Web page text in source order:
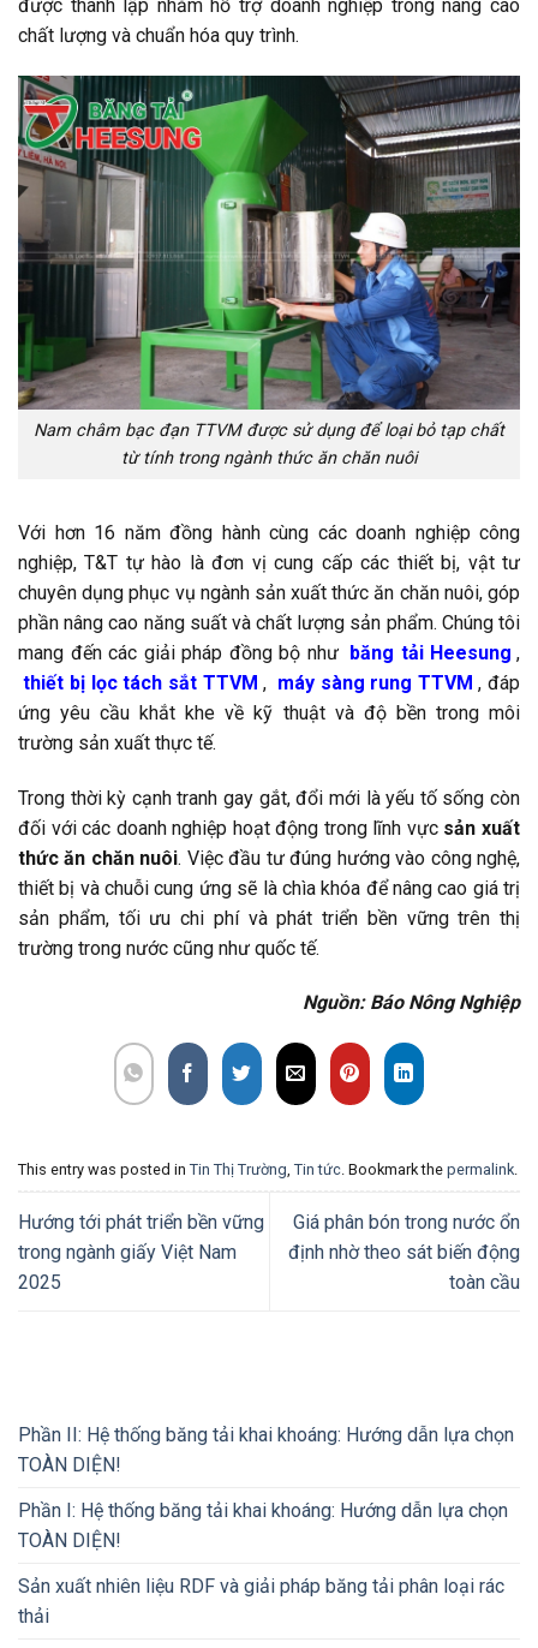
được thành lập nhằm hỗ trợ doanh nghiệp trong nâng cao
chất lượng và chuẩn hóa quy trình.
Nam châm bạc đạn TTVM được sử dụng để loại bỏ tạp chất
từ tính trong ngành thức ăn chăn nuôi
Với hơn 16 năm đồng hành cùng các doanh nghiệp công
nghiệp, T&T tự hào là đơn vị cung cấp các thiết bị, vật tư
chuyên dụng phục vụ ngành sản xuất thức ăn chăn nuôi, góp
phần nâng cao năng suất và chất lượng sản phẩm. Chúng tôi
mang đến các giải pháp đồng bộ như băng tải Heesung ,
thiết bị lọc tách sắt TTVM , máy sàng rung TTVM , đáp
ứng yêu cầu khắt khe về kỹ thuật và độ bền trong môi
trường sản xuất thực tế.
Trong thời kỳ cạnh tranh gay gắt, đổi mới là yếu tố sống còn
đối với các doanh nghiệp hoạt động trong lĩnh vực sản xuất
thức ăn chăn nuôi. Việc đầu tư đúng hướng vào công nghệ,
thiết bị và chuỗi cung ứng sẽ là chìa khóa để nâng cao giá trị
sản phẩm, tối ưu chi phí và phát triển bền vững trên thị
trường trong nước cũng như quốc tế.
Nguồn: Báo Nông Nghiệp
This entry was posted in Tin Thị Trường Tin tức . Bookmark the permalink
Hướng tới phát triển bền vững
trong ngành giấy Việt Nam
2025
Giá phân bón trong nước ổn
định nhờ theo sát biến động
toàn cầu
Phần II: Hệ thống băng tải khai khoáng: Hướng dẫn lựa chọn
TOÀN DIỆN!
Phần I: Hệ thống băng tải khai khoáng: Hướng dẫn lựa chọn
TOÀN DIỆN!
Sản xuất nhiên liệu RDF và giải pháp băng tải phân loại rác
thải